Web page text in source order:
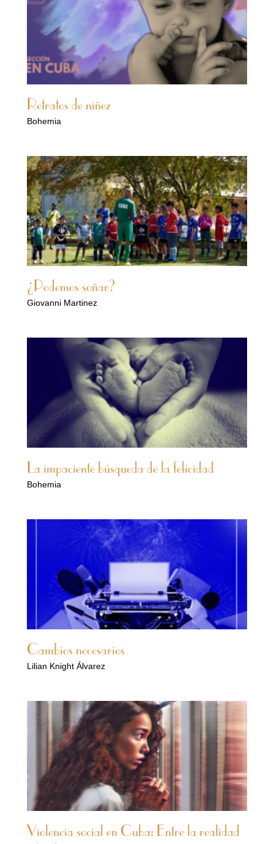
Retratos de niñez
Bohemia
¿Podemos soñar?
Giovanni Martinez
La impaciente búsqueda de la felicidad
Bohemia
Cambios necesarios
Lilian Knight Álvarez
Violencia social en Cuba: Entre la realidad